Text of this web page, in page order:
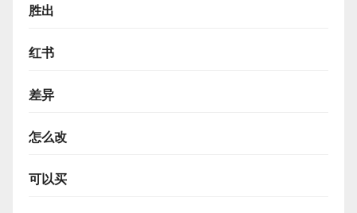
胜出
红书
差异
怎么改
可以买